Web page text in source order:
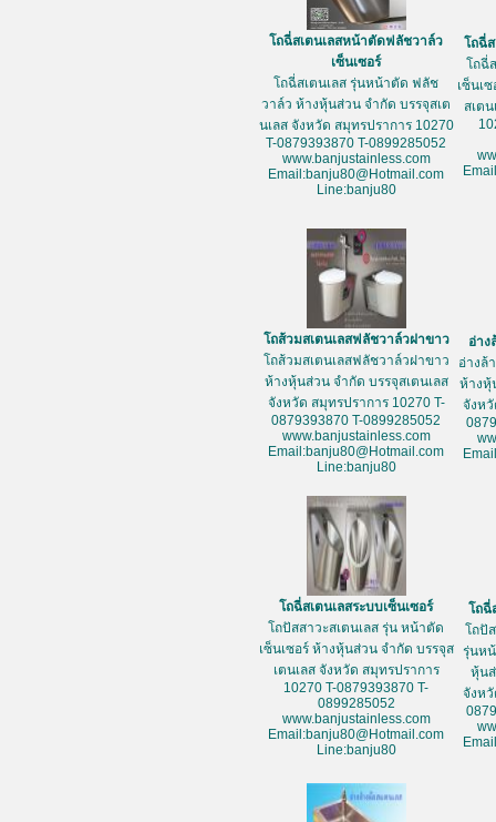
โถฉี่สเตนเลสหน้าตัดฟลัชวาล์ว
เซ็นเซอร์
โถฉี่สเตนเลส รุ่นหน้าตัด ฟลัช
วาล์ว ห้างหุ้นส่วน จำกัด บรรจุสเต
นเลส จังหวัด สมุทรปราการ 10270
T-0879393870 T-0899285052
www.banjustainless.com
Email:banju80@Hotmail.com
Line:banju80
โถฉี่
โถฉี่
เซ็นเ
สเต
โถส้วมสเตนเลสฟลัชวาล์วฝาขาว
โถส้วมสเตนเลสฟลัชวาล์วฝาขาว
ห้างหุ้นส่วน จำกัด บรรจุสเตนเลส
จังหวัด สมุทรปราการ 10270 T-
0879393870 T-0899285052
www.banjustainless.com
Email:banju80@Hotmail.com
Line:banju80
อ่าง
อ่างล้
ห้างหุ้
จังห
โถฉี่สเตนเลสระบบเซ็นเซอร์
โถปัสสาวะสเตนเลส รุ่น หน้าตัด
เซ็นเซอร์ ห้างหุ้นส่วน จำกัด บรรจุส
เตนเลส จังหวัด สมุทรปราการ
10270 T-0879393870 T-
0899285052
www.banjustainless.com
Email:banju80@Hotmail.com
Line:banju80
โถฉี่
โถปั
รุ่นห
หุ้น
จังห